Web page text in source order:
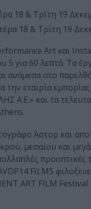
18 & Τρίτη 19
18 & Τρίτη 19
Art και
για 60 λεπτά. Τα
ανάμεσα στο
την εταιρία
Α.Ε.» και τα
Άστορ και
μεσαίου και
προοπτικές
FILMS
ART FILM